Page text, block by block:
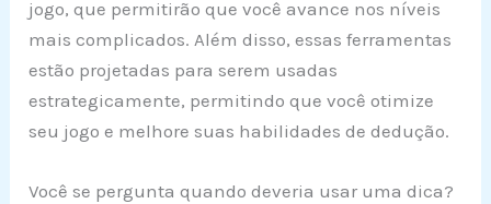
jogo, que permitirão que você avance nos níveis
mais complicados. Além disso, essas ferramentas
estão projetadas para serem usadas
estrategicamente, permitindo que você otimize
seu jogo e melhore suas habilidades de dedução.
Você se pergunta quando deveria usar uma dica?